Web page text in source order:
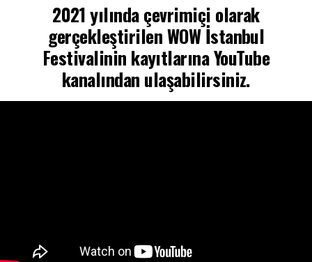
2021 yılında çevrimiçi olarak
gerçekleştirilen WOW İstanbul
Festivalinin kayıtlarına YouTube
kanalından ulaşabilirsiniz.